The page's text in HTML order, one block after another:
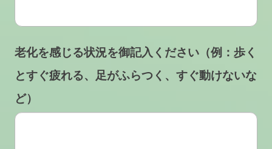
老化を感じる状況を御記入ください（例：歩く
とすぐ疲れる、足がふらつく、すぐ動けないな
ど）